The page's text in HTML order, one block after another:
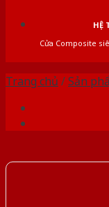
HỆ
Cửa Composite
Trang chủ /Sản